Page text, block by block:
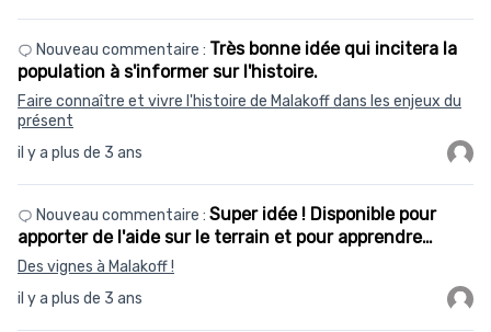
il y a plus de 3 ans
Nouveau commentaire : Très bonne idée qui incitera la
population à s'informer sur l'histoire.
Faire connaître et vivre l'histoire de Malakoff dans les enjeux du
présent
il y a plus de 3 ans
Nouveau commentaire : Super idée ! Disponible pour
apporter de l'aide sur le terrain et pour apprendre…
Des vignes à Malakoff !